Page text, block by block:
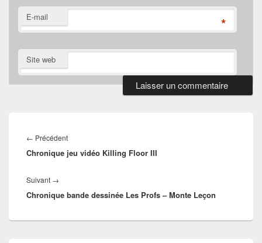
E-mail *
Site web
de
l’article
← PrécédentArticle
précédent :
Chronique jeu vidéo Killing Floor III
Suivant →
suivant :
Chronique bande dessinée Les Profs – Monte Leçon